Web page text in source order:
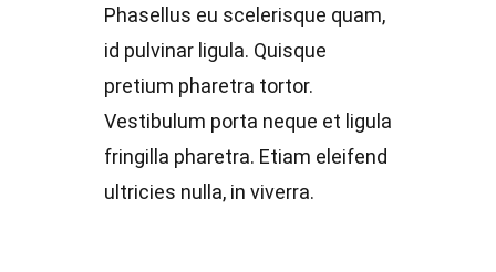
Phasellus eu scelerisque quam,
id pulvinar ligula. Quisque
pretium pharetra tortor.
Vestibulum porta neque et ligula
fringilla pharetra. Etiam eleifend
ultricies nulla, in viverra.